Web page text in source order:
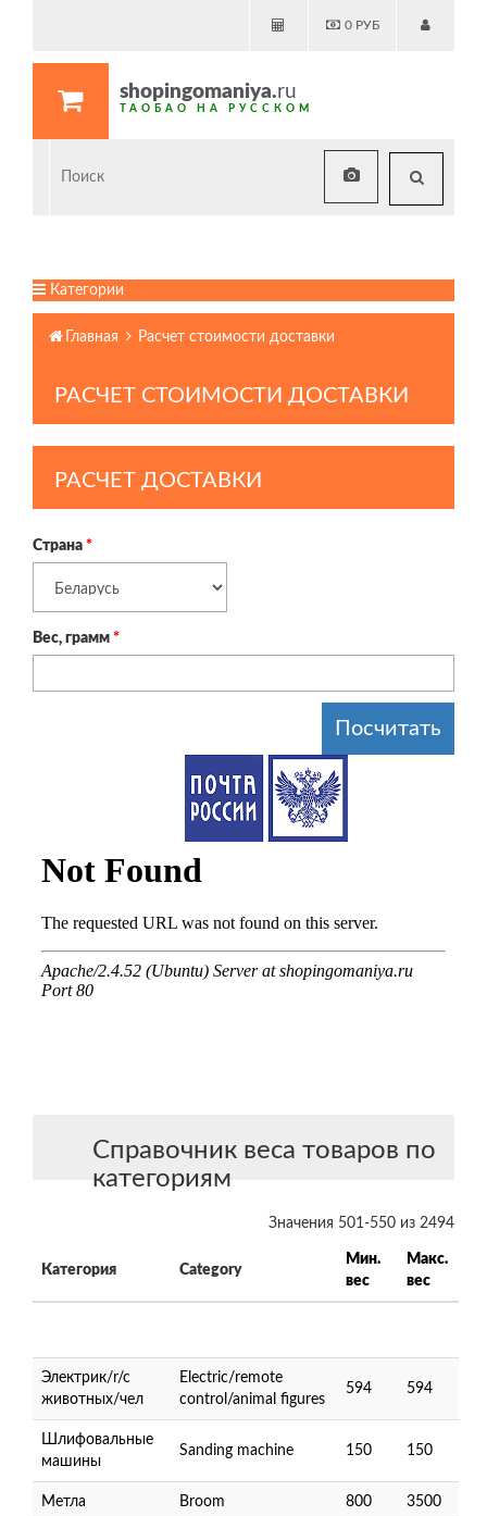
0 РУБ
shopingomaniya.ru
ТАОБАО НА РУССКОМ
Категории
Главная Расчет стоимости доставки
РАСЧЕТ СТОИМОСТИ ДОСТАВКИ
РАСЧЕТ ДОСТАВКИ
Страна *
Вес, грамм *
Справочник веса товаров по
категориям
Значения 501-550 из 2494
Категория Category
Мин.
вес
Макс.
вес
Электрик/r/c
животных/чел
Electric/remote
control/animal figures
594 594
Шлифовальные
машины
Sanding machine 150 150
Метла Broom 800 3500